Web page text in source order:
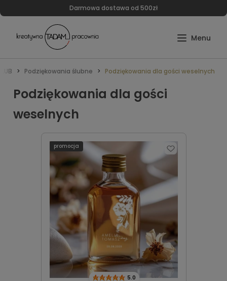
Darmowa dostawa od 500zł
Podziękowania ślubne Podziękowania dla gości weselnych
Podziękowania dla gości
weselnych
5.0
promocja